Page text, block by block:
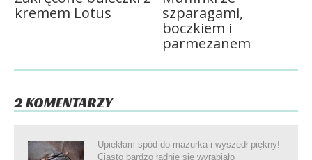
kremem Lotus
szparagami,
boczkiem i
parmezanem
2 KOMENTARZY
Upiekłam spód do mazurka i wyszedł piękny!
Ciasto bardzo ładnie się wyrabiało